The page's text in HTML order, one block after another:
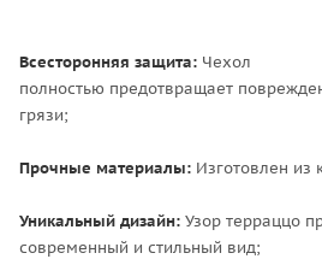
Всесторонняя защита: Чехол
полностью предотвращает
грязи;
Прочные материалы: Изготовлен из
Уникальный дизайн: Узор терраццо
современный и стильный вид;